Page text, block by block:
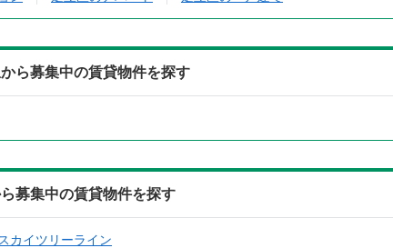
ら募集中の賃貸物件を探す
募集中の賃貸物件を探す
カイツリーライン